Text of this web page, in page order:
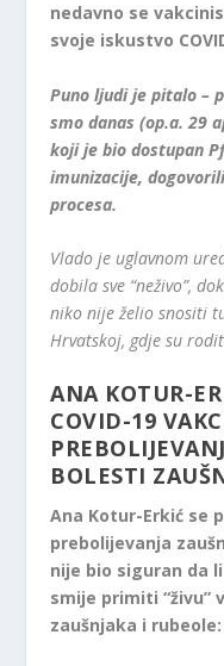
nedavno se
svoje iskustvo
Puno ljudi je pitalo –
smo danas (op.a. 29
koji je bio dostupan
imunizacije,
procesa.
Vlado je uglavnom
dobila sve “neživo”,
niko nije želio snositi
Hrvatskoj, gdje su
ANA KOTUR-
COVID-19
BOLESTI
Ana Kotur-Erkić se
prebolijevanja
nije bio siguran da
smije primiti “živu”
zaušnjaka i rubeole: